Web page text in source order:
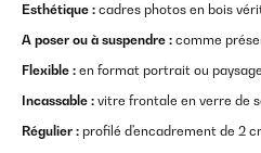
Esthétique : cadres photos en bois
A poser ou à suspendre : comme
Flexible : en format portrait ou paysage
Incassable : vitre frontale en verre de
Régulier : profilé d'encadrement de 2